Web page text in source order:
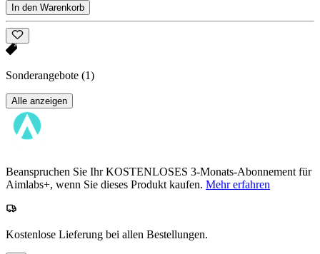
In den Warenkorb
Sonderangebote (1)
Alle anzeigen
Beanspruchen Sie Ihr KOSTENLOSES 3-Monats-Abonnement für
Aimlabs+, wenn Sie dieses Produkt kaufen. Mehr erfahren
Kostenlose Lieferung bei allen Bestellungen.